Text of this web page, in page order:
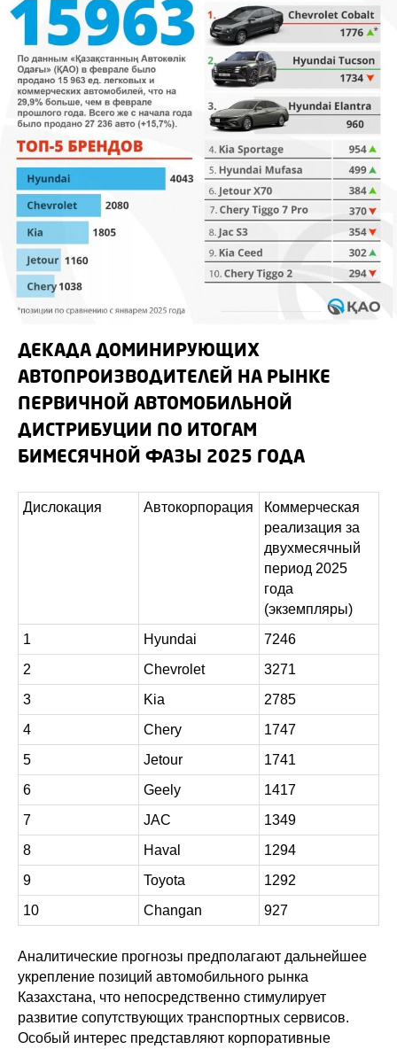
ДЕКАДА ДОМИНИРУЮЩИХ
АВТОПРОИЗВОДИТЕЛЕЙ НА РЫНКЕ
ПЕРВИЧНОЙ АВТОМОБИЛЬНОЙ
ДИСТРИБУЦИИ ПО ИТОГАМ
БИМЕСЯЧНОЙ ФАЗЫ 2025 ГОДА
Дислокация Автокорпорация
Коммерческая
реализация за
двухмесячный
период 2025
года
(экземпляры)
1
Hyundai
7246
2
Chevrolet
3271
3
Kia
2785
4
Chery
1747
5
Jetour
1741
6
Geely
1417
7
JAC
1349
8
Haval
1294
9
Toyota
1292
10
Changan 927
Аналитические прогнозы предполагают дальнейшее
укрепление позиций автомобильного рынка
Казахстана, что непосредственно стимулирует
развитие сопутствующих транспортных сервисов.
Особый интерес представляют корпоративные